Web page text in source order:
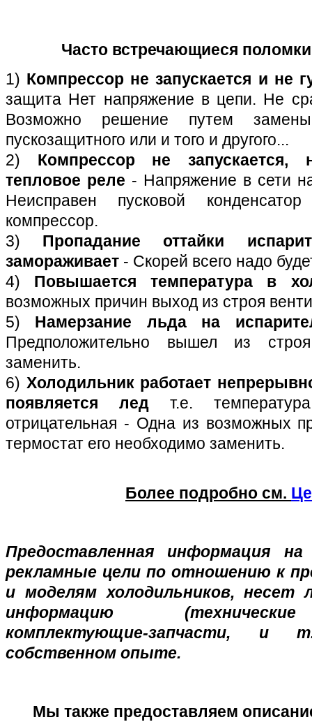
Часто встречающиеся
1) Компрессор не запускается и не
защита Нет напряжение в цепи. Не
Возможно решение путем
пускозащитного или и того и другого...
2) Компрессор не запускается,
тепловое реле - Напряжение в сети
Неисправен пусковой
компрессор.
3) Пропадание оттайки
замораживает - Скорей всего надо
4) Повышается температура в
возможных причин выход из строя
5) Намерзание льда на
Предположительно вышел из
заменить.
6) Холодильник работает
появляется ледт.е.
отрицательная - Одна из возможных
термостат его необходимо заменить.
Более подробно см.
Предоставленная информация
рекламные цели по отношению к
и моделям холодильников, несет
информацию
комплектующие-запчасти, и
собственном опыте.
Мы также предоставляем